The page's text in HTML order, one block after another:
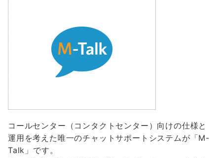
コールセンター（コンタクトセンター）向けの仕様と
運用を考えた唯一のチャットサポートシステムが「M-
Talk」です。